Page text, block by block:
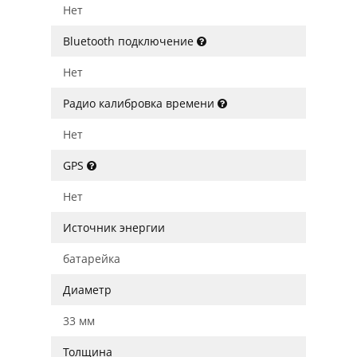
Нет
Bluetooth подключение
Нет
Радио калибровка времени
Нет
GPS
Нет
Источник энергии
батарейка
Диаметр
33 мм
Толщина